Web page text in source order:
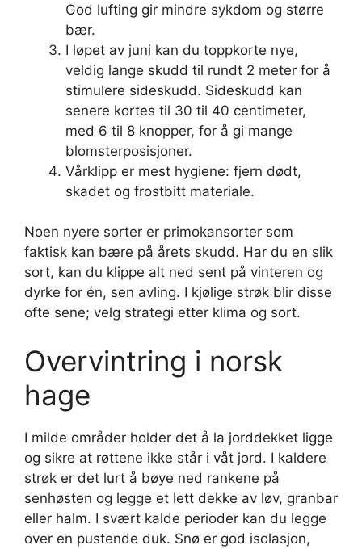
God lufting gir mindre sykdom og større
bær.
I løpet av juni kan du toppkorte nye,
veldig lange skudd til rundt 2 meter for å
stimulere sideskudd. Sideskudd kan
senere kortes til 30 til 40 centimeter,
med 6 til 8 knopper, for å gi mange
blomsterposisjoner.
Vårklipp er mest hygiene: fjern dødt,
skadet og frostbitt materiale.
Noen nyere sorter er primokansorter som
faktisk kan bære på årets skudd. Har du en slik
sort, kan du klippe alt ned sent på vinteren og
dyrke for én, sen avling. I kjølige strøk blir disse
ofte sene; velg strategi etter klima og sort.
Overvintring i norsk
hage
I milde områder holder det å la jorddekket ligge
og sikre at røttene ikke står i våt jord. I kaldere
strøk er det lurt å bøye ned rankene på
senhøsten og legge et lett dekke av løv, granbar
eller halm. I svært kalde perioder kan du legge
over en pustende duk. Snø er god isolasjon,